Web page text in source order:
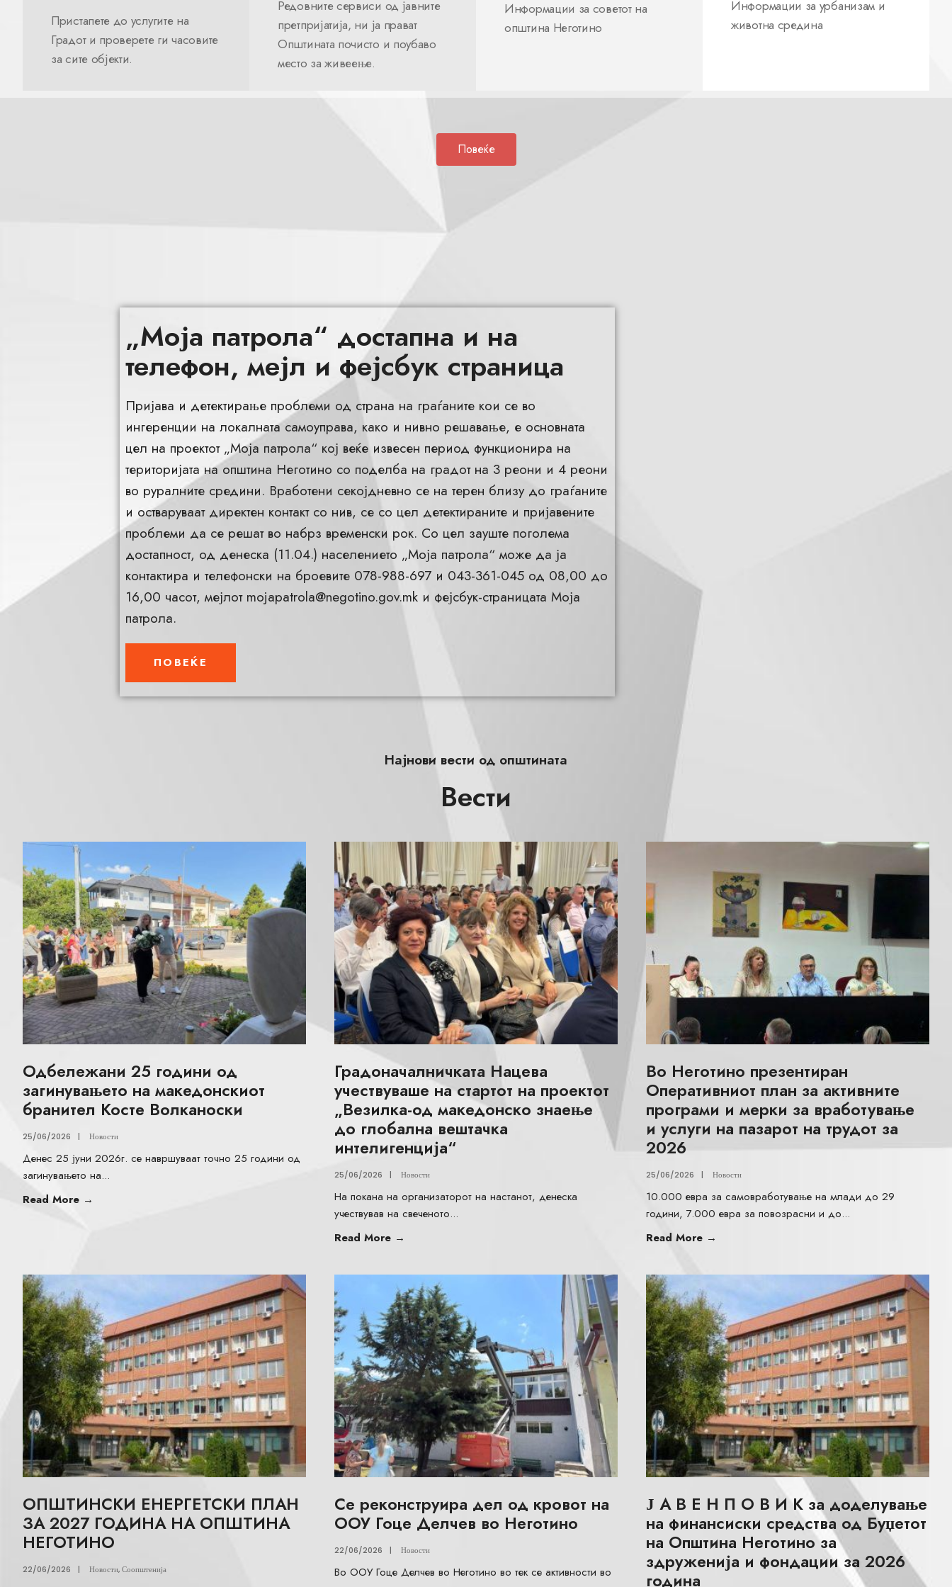
Пристапете до услугите на
Градот и проверете ги часовите
за сите објекти.
Редовните сервиси од јавните
претпријатија, ни ја прават
Општината почисто и поубаво
место за живеење.
Информации за советот на
општина Неготино
Информации за урбанизам и
животна средина
Повеќе
„Моја патрола“ достапна и на
телефон, мејл и фејсбук страница
Пријава и детектирање проблеми од страна на граѓаните кои се во
ингеренции на локалната самоуправа, како и нивно решавање, е основната
цел на проектот „Моја патрола“ кој веќе извесен период функционира на
територијата на општина Неготино со поделба на градот на 3 реони и 4 реони
во руралните средини. Вработени секојдневно се на терен близу до граѓаните
и остваруваат директен контакт со нив, се со цел детектираните и пријавените
проблеми да се решат во набрз временски рок. Со цел зауште поголема
достапност, од денеска (11.04.) населението „Моја патрола“ може да ја
контактира и телефонски на броевите 078-988-697 и 043-361-045 од 08,00 до
16,00 часот, мејлот mojapatrola@negotino.gov.mk и фејсбук-страницата Моја
патрола.
ПОВЕЌЕ
Најнови вести од општината
Вести
Одбележани 25 години од
загинувањето на македонскиот
бранител Косте Волканоски
25/06/2026 | Новости
Денес 25 јуни 2026г. се навршуваат точно 25 години од
загинувањето на...
Read More →
Градоначалничката Нацева
учествуваше на стартот на проектот
„Везилка-од македонско знаење
до глобална вештачка
интелигенција“
25/06/2026 | Новости
На покана на организаторот на настанот, денеска
учествував на свеченото...
Read More →
Во Неготино презентиран
Оперативниот план за активните
програми и мерки за вработување
и услуги на пазарот на трудот за
2026
25/06/2026 | Новости
10.000 евра за самовработување на млади до 29
години, 7.000 евра за повозрасни и до...
Read More →
ОПШТИНСКИ ЕНЕРГЕТСКИ ПЛАН
ЗА 2027 ГОДИНА НА ОПШТИНА
НЕГОТИНО
22/06/2026 | Новости,Соопштенија
Се реконструира дел од кровот на
ООУ Гоце Делчев во Неготино
22/06/2026 | Новости
Во ООУ Гоце Делчев во Неготино во тек се активности во
Ј А В Е Н П О В И К за доделување
на финансиски средства од Буџетот
на Општина Неготино за
здруженија и фондации за 2026
година